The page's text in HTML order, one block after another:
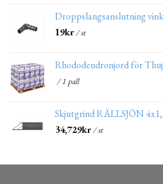
Droppslangsanslutning
19kr/ st
Rhododendronjord för
/ 1 pall
Skjutgrind RÄLLSJÖN
34,729kr/ st